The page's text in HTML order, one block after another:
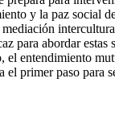
y la paz social
para abordar estas
el entendimiento
el primer paso para